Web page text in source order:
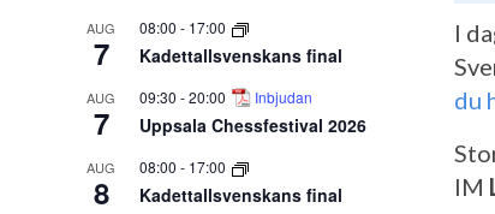
AUG
7
08:00 - 17:00
Kadettallsvenskans final
AUG
7
09:30 -20:00 Inbjudan
Uppsala Chessfestival 2026
AUG
8
08:00 - 17:00
Kadettallsvenskans final
I
du
IM